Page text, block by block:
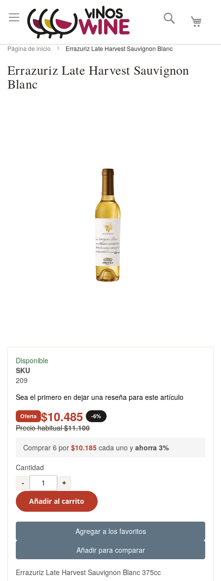
Mi
Buscar
Página de inicio Errazuriz Late Harvest Sauvignon Blanc
Errazuriz Late Harvest Sauvignon
Blanc
the
beginning
the
images
gallery
Disponible
SKU
209
Sea el primero en dejar una reseña para este artículo
Oferta $10.485 -6%
Precio habitual $11.100
Comprar 6 por $10.185 cada uno y ahorra 3%
Cantidad
-
+
Añadir al carrito
Agregar a los favoritos
Añadir para comparar
Errazuriz Late Harvest Sauvignon Blanc 375cc